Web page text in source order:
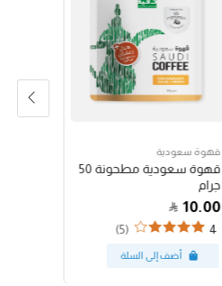
قهوة سعودية
قهوة سعودية مطحونة 50
جرام
10.00
4
(5)